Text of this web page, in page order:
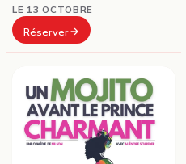
LE 13 OCTOBRE
Réserver